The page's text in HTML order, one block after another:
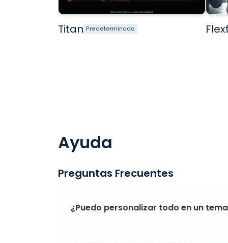
Titan Predeterminado
Ayuda
Preguntas Frecuentes
¿Puedo personalizar todo en un